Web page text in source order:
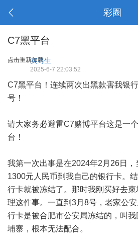
彩圈
C7黑平台
点击重新加载
实习生
2025-6-7 22:03:52
C7黑平台！连续两次出黑款害我银
号！
请大家务必避雷C7赌博平台这是一
台！
我第一次出事是在2024年2月26日，
1300元人民币到我自己的银行卡。
行卡就被冻结了。那时我刚买好去
理这件事。一直到3月8号，老家公
行卡是被合肥市公安局冻结的，叫
埔寨，根本无法配合。